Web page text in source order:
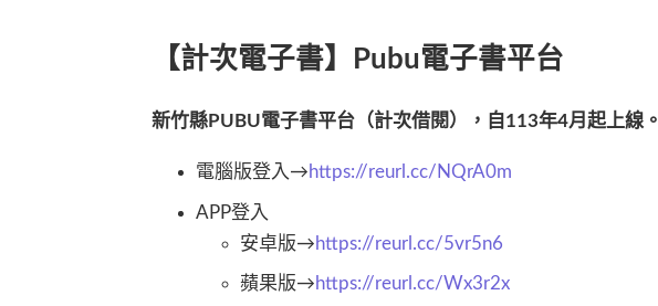
【計次電子書】Pubu電子書平台
新竹縣PUBU電子書平台（計次借閱），自113年4月起上線。
電腦版登入→https://reurl.cc/NQrA0m
APP登入
安卓版→https://reurl.cc/5vr5n6
蘋果版→https://reurl.cc/Wx3r2x